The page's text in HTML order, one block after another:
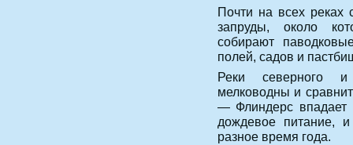
Почти на всех реках
запруды, около
собирают
полей, садов и
Реки северного и
мелководны и
— Флиндерс впадает
дождевое питание,
разное время года.